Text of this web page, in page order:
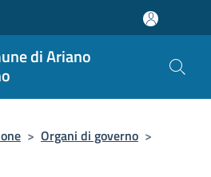
di Ariano
> Organi di governo >